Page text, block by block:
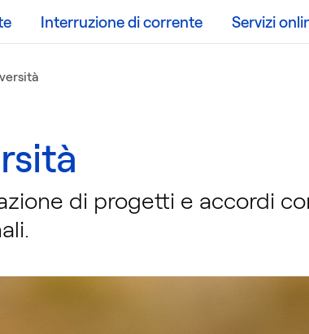
Interruzione di corrente Servizi
di progetti e accordi